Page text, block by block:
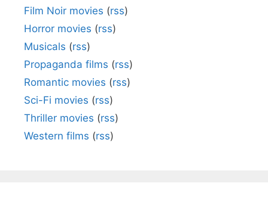
Film Noir movies (rss)
Horror movies (rss)
Musicals (rss)
Propaganda films (rss)
Romantic movies (rss)
Sci-Fi movies (rss)
Thriller movies (rss)
Western films (rss)